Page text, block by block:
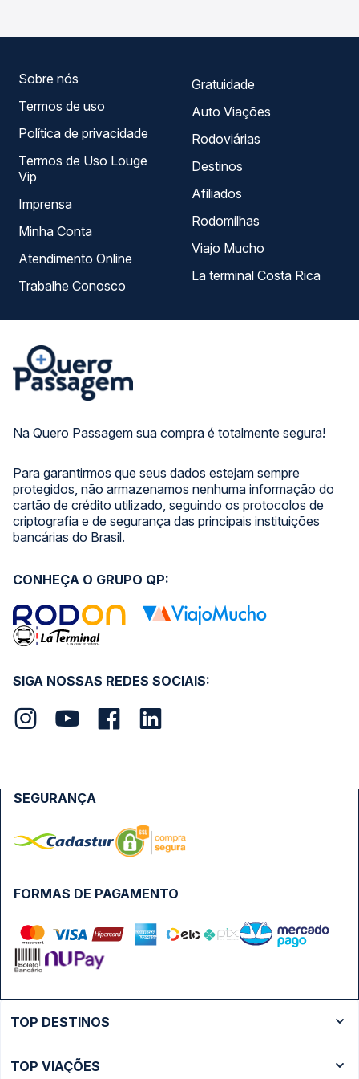
Na Quero Passagem sua compra é totalmente segura!
Para garantirmos que seus dados estejam sempre
protegidos, não armazenamos nenhuma informação do
cartão de crédito utilizado, seguindo os protocolos de
criptografia e de segurança das principais instituições
bancárias do Brasil.
Sobre nós
Termos de uso
Política de privacidade
Termos de Uso Louge
Vip
Imprensa
Minha Conta
Atendimento Online
Trabalhe Conosco
Gratuidade
Auto Viações
Rodoviárias
Destinos
Afiliados
Rodomilhas
Viajo Mucho
La terminal Costa Rica
SIGA NOSSAS REDES SOCIAIS:
CONHEÇA O GRUPO QP:
FORMAS DE PAGAMENTO
SEGURANÇA
TOP DESTINOS
TOP VIAÇÕES